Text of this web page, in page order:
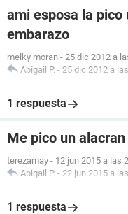
ami esposa la pico
embarazo
melky moran - 25 dic 2012 a
Abigail P. - 25 dic 2012 a
1 respuesta
Me pico un alacran
terezamay - 12 jun 2015 a las
Abigail P. - 22 jun 2015 a
1 respuesta